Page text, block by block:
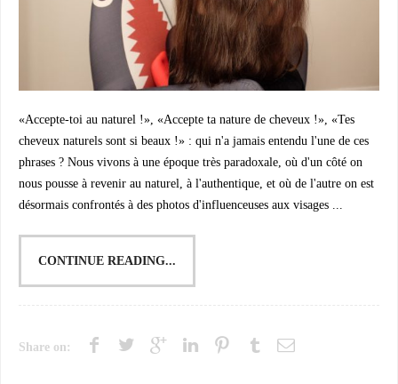
«Accepte-toi au naturel !», «Accepte ta nature de cheveux !», «Tes
cheveux naturels sont si beaux !» : qui n'a jamais entendu l'une de ces
phrases ? Nous vivons à une époque très paradoxale, où d'un côté on
nous pousse à revenir au naturel, à l'authentique, et où de l'autre on est
désormais confrontés à des photos d'influenceuses aux visages ...
CONTINUE READING...
Share on: